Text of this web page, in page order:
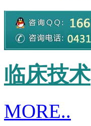
临床技术
MORE..